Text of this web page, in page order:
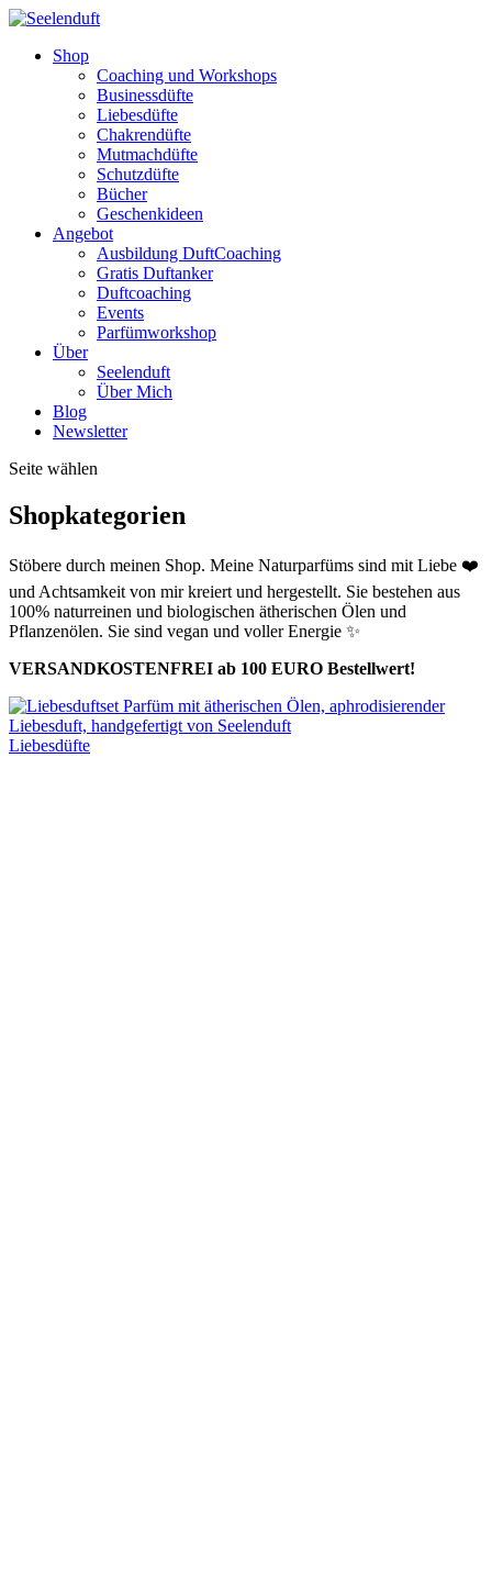
Shop
Coaching und Workshops
Businessdüfte
Liebesdüfte
Chakrendüfte
Mutmachdüfte
Schutzdüfte
Bücher
Geschenkideen
Angebot
Ausbildung DuftCoaching
Gratis Duftanker
Duftcoaching
Events
Parfümworkshop
Über
Seelenduft
Über Mich
Blog
Newsletter
Seite wählen
Shopkategorien
Stöbere durch meinen Shop. Meine Naturparfüms sind mit Liebe ❤️
und Achtsamkeit von mir kreiert und hergestellt. Sie bestehen aus
100% naturreinen und biologischen ätherischen Ölen und
Pflanzenölen. Sie sind vegan und voller Energie ✨
VERSANDKOSTENFREI ab 100 EURO Bestellwert!
Liebesdüfte